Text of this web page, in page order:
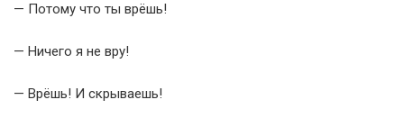
— Потому что ты врёшь!
— Ничего я не вру!
— Врёшь! И скрываешь!